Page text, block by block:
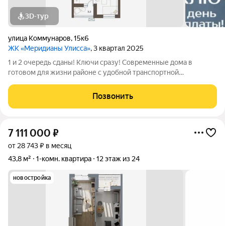
3D-тур
улица Коммунаров,15к6
ЖК «Меридианы Улисса», 3 квартал 2025
1 и 2 очередь сданы! Ключи сразу! Современные дома в
готовом для жизни районе с удобной транспортной
на Русском острове или р-на Патрокл 5 МИНУТ до площади
Позвонить
7 111 000 ₽
от 28 743 ₽ в месяц
43,8 м²
1-комн. квартира 12 этаж из 24
новостройка